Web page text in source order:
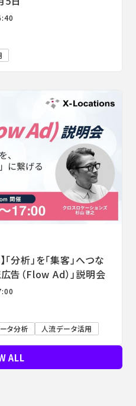
分析」を「集客」へつな
告（Flow Ad）」説明会
タ分析 人流データ活用
ALL